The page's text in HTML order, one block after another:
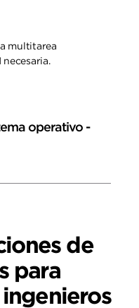
multitarea
operativo -
de
para